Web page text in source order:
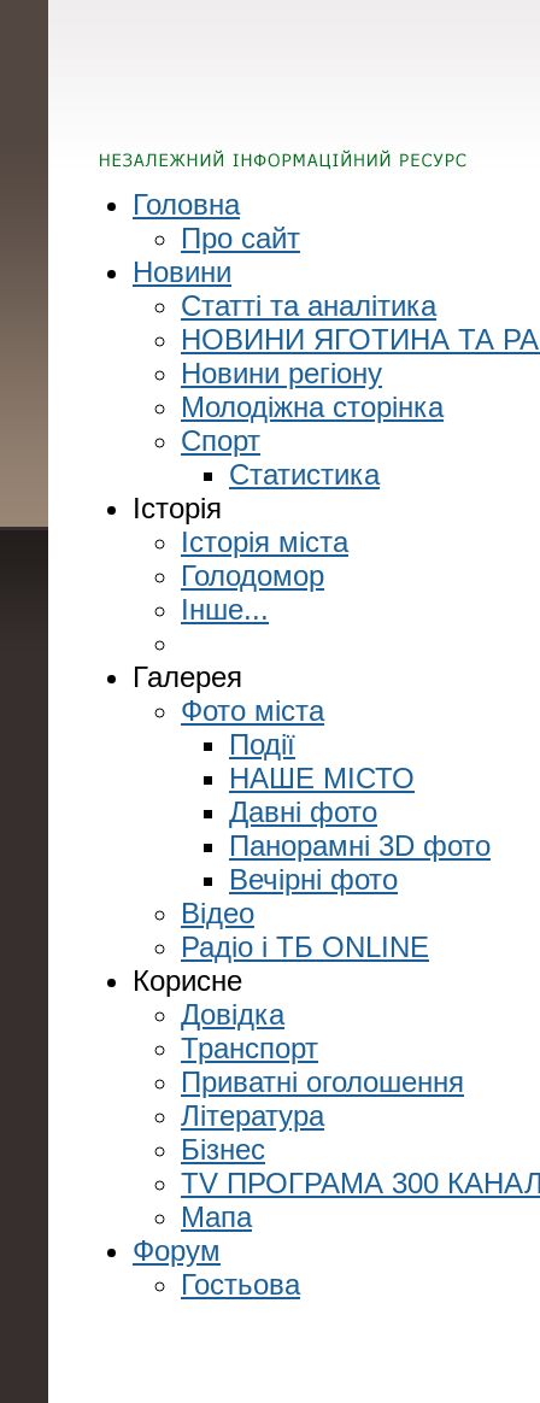
Головна
Про сайт
Новини
Статті та аналітика
НОВИНИ ЯГОТИНА ТА
Новини регіону
Молодіжна сторінка
Спорт
Статистика
Історія
Історія міста
Голодомор
Інше...
Галерея
Фото міста
Події
НАШЕ МІСТО
Давні фото
Панорамні 3D фото
Вечірні фото
Відео
Радіо і ТБ ONLINE
Корисне
Довідка
Транспорт
Приватні оголошення
Література
Бізнес
TV ПРОГРАМА 300
Мапа
Форум
Гостьова